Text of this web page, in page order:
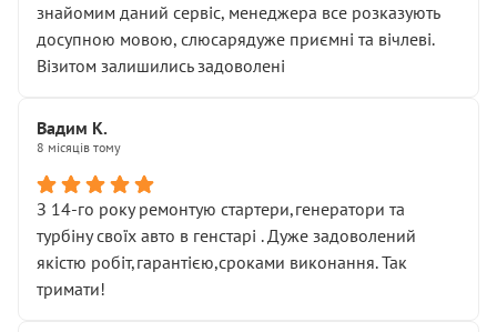
знайомим даний сервіс, менеджера все розказують
досупною мовою, слюсарядуже приємні та вічлеві.
Візитом залишились задоволені
Вадим К.
8 місяців тому
З 14-го року ремонтую стартери,генератори та
турбіну своїх авто в генстарі . Дуже задоволений
якістю робіт,гарантією,сроками виконання. Так
тримати!